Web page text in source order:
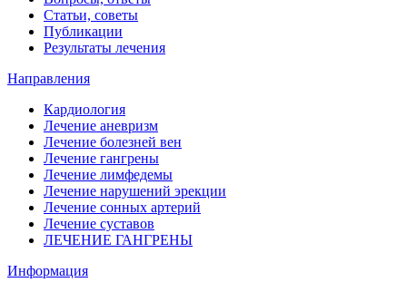
Статьи, советы
Публикации
Результаты лечения
Направления
Кардиология
Лечение аневризм
Лечение болезней вен
Лечение гангрены
Лечение лимфедемы
Лечение нарушений эрекции
Лечение сонных артерий
Лечение суставов
ЛЕЧЕНИЕ ГАНГРЕНЫ
Информация